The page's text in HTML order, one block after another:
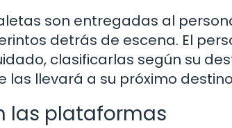
son entregadas al
detrás de escena. El
clasificarlas según su
las llevará a su próximo
las plataformas